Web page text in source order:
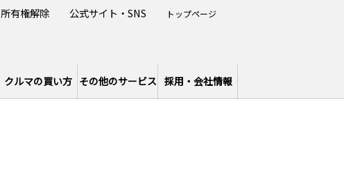
クルマの買い方 その他のサービス 採用・会社情報
所有権解除 公式サイト・SNS トップページ